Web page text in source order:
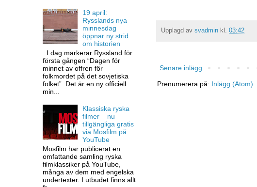
Upplagd av svadmin kl. 03:42
Senare inlägg
Prenumerera på: Inlägg (Atom)
19 april:
Rysslands nya
minnesdag
öppnar ny strid
om historien
I dag markerar Ryssland för
första gången “Dagen för
minnet av offren för
folkmordet på det sovjetiska
folket”. Det är en ny officiell
min...
Klassiska ryska
filmer – nu
tillgängliga gratis
via Mosfilm på
YouTube
Mosfilm har publicerat en
omfattande samling ryska
filmklassiker på YouTube,
många av dem med engelska
undertexter. I utbudet finns allt